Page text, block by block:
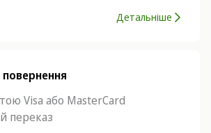
Детальніше
Visa або MasterCard
переказ